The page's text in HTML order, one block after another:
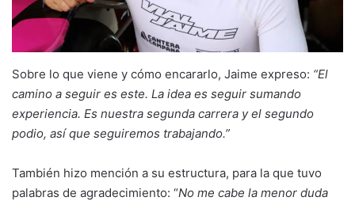
Sobre lo que viene y cómo encararlo, Jaime expreso: “El
camino a seguir es este. La idea es seguir sumando
experiencia. Es nuestra segunda carrera y el segundo
podio, así que seguiremos trabajando.”
También hizo mención a su estructura, para la que tuvo
palabras de agradecimiento: “No me cabe la menor duda